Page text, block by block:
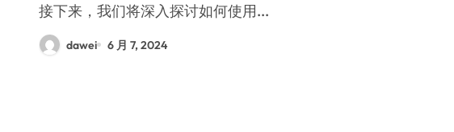
接下来，我们将深入探讨如何使用...
dawei 6 月 7, 2024